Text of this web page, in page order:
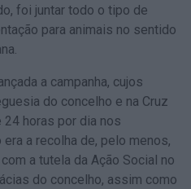
foi juntar todo o tipo de
para animais no sentido
a campanha, cujos
do concelho e na Cruz
horas por dia nos
a recolha de, pelo menos,
a tutela da Ação Social no
do concelho, assim como